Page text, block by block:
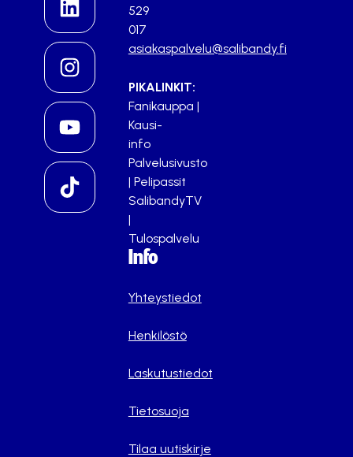
529
017
asiakaspalvelu@salibandy.fi
PIKALINKIT:
Fanikauppa |
Kausi-
info
Palvelusivusto
| Pelipassit
SalibandyTV
|
Tulospalvelu
Info
Yhteystiedot
Henkilöstö
Laskutustiedot
Tietosuoja
Tilaa uutiskirje